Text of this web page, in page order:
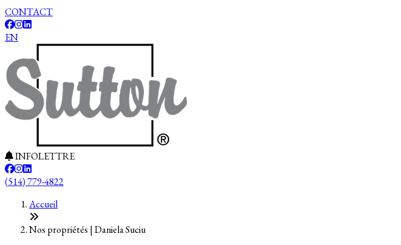
CONTACT
EN
INFOLETTRE
(514) 779-4822
+
−
Accueil
Nos propriétés | Daniela Suciu